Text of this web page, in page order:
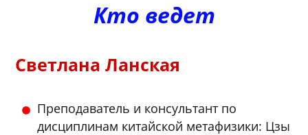
Кто ведет
Светлана Ланская
Преподаватель и консультант по
дисциплинам китайской метафизики: Цзы